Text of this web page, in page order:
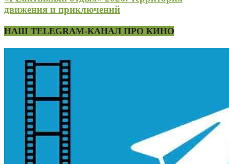
движения и приключений
НАШ TELEGRAM-КАНАЛ ПРО КИНО